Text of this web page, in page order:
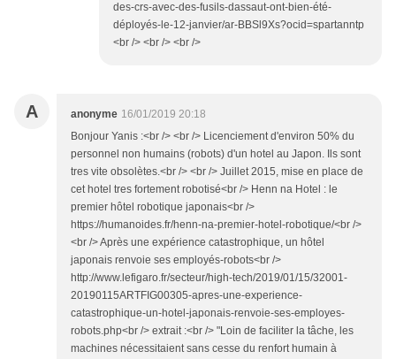
des-crs-avec-des-fusils-dassaut-ont-bien-été-
déployés-le-12-janvier/ar-BBSl9Xs?ocid=spartanntp
<br /> <br /> <br />
A anonyme 16/01/2019 20:18
Bonjour Yanis :<br /> <br /> Licenciement d'environ 50% du
personnel non humains (robots) d'un hotel au Japon. Ils sont
tres vite obsolètes.<br /> <br /> Juillet 2015, mise en place de
cet hotel tres fortement robotisé<br /> Henn na Hotel : le
premier hôtel robotique japonais<br />
https://humanoides.fr/henn-na-premier-hotel-robotique/<br />
<br /> Après une expérience catastrophique, un hôtel
japonais renvoie ses employés-robots<br />
http://www.lefigaro.fr/secteur/high-tech/2019/01/15/32001-
20190115ARTFIG00305-apres-une-experience-
catastrophique-un-hotel-japonais-renvoie-ses-employes-
robots.php<br /> extrait :<br /> "Loin de faciliter la tâche, les
machines nécessitaient sans cesse du renfort humain à